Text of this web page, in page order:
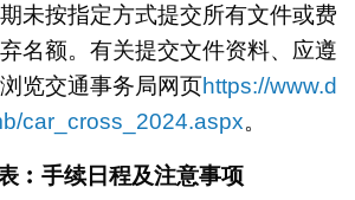
未按指定方式提交所有文件或费
名额。有关提交文件资料、应遵
览交通事务局网页https://www.d
car_cross_2024.aspx。
︰手续日程及注意事项